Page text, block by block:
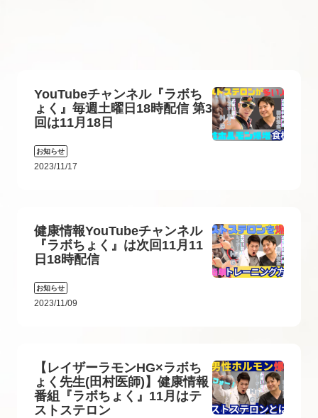
YouTubeチャンネル『ラボち
ょく』毎週土曜日18時配信 第3
回は11月18日
お知らせ
2023/11/17
健康情報YouTubeチャンネル
『ラボちょく』は次回11月11
日18時配信
お知らせ
2023/11/09
【レイザーラモンHG×ラボち
ょく先生(田村医師)】健康情報
番組『ラボちょく』11月はテ
ストステロン